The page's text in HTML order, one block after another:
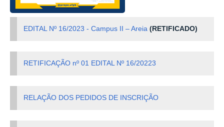
EDITAL Nº 16/2023 - Campus II – Areia (RETIFICADO)
RETIFICAÇÃO nº 01 EDITAL Nº 16/20223
RELAÇÃO DOS PEDIDOS DE INSCRIÇÃO